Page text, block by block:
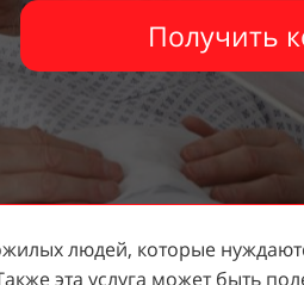
Получить
людей, которые
эта услуга может быть